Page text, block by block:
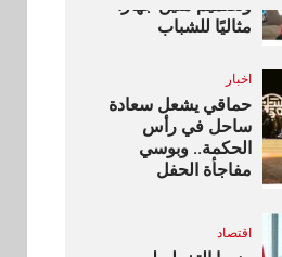
وتصميم متين جهازًا
مثاليًا للشباب
اخبار
حماقي يشعل سعادة
ساحل في رأس
الحكمة.. وبوسي
مفاجأة الحفل
اقتصاد